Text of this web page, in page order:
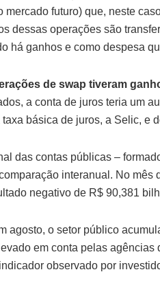
mercado futuro) que, neste
dessas operações são
há ganhos e como despesa
de swap tiveram
a conta de juros teria um
básica de juros, a Selic, e
das contas públicas –
interanual. No mês
negativo de R$ 90,381
agosto, o setor público
em conta pelas
observado por